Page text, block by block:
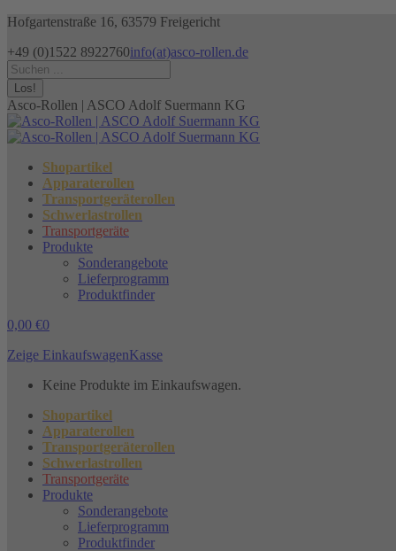
Zum
springen
Hofgartenstraße 16, 63579 Freigericht
+49 (0)1522 8922760info(at)asco-rollen.de
Facebook
page
opens
in
new
window
Instagram
page
opens
in
new
window
X
page
opens
in
new
window
Search:
Asco-Rollen | ASCO Adolf Suermann KG
Shopartikel
Apparaterollen
Transportgeräterollen
Schwerlastrollen
Transportgeräte
Produkte
Sonderangebote
Lieferprogramm
Produktfinder
0,00 €0
Zeige EinkaufswagenKasse
Keine Produkte im Einkaufswagen.
Shopartikel
Apparaterollen
Transportgeräterollen
Schwerlastrollen
Transportgeräte
Produkte
Sonderangebote
Lieferprogramm
Produktfinder